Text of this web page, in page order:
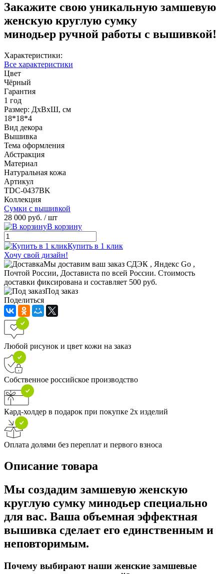
Закажите свою уникальную замшевую
женскую круглую сумку
минодьер ручной работы с вышивкой!
Характеристики:
Все характеристики
Цвет
Чёрный
Гарантия
1 год
Размер: ДхВхШ, см
18*18*4
Вид декора
Вышивка
Тема оформления
Абстракция
Материал
Натуральная кожа
Артикул
TDС-0437BK
Коллекция
Сумки с вышивкой
28 000 руб. / шт
В корзину
Купить в 1 клик
Хочу свой дизайн!
Мы доставим ваш заказ СДЭК , Яндекс Go ,
Почтой России, Достависта по всей России. Стоимость
доставки фиксирована и составляет 500 руб.
Под заказ
Поделиться
Любой рисунок и цвет кожи на заказ
Собственное российское производство
Кард-холдер в подарок при покупке 2х изделий
Оплата долями без переплат и первого взноса
Описание товара
Мы создадим замшевую женскую
круглую сумку минодьер специально
для вас. Ваша объемная эффектная
вышивка сделает его единственным и
неповторимым.
Почему выбирают наши женские замшевые